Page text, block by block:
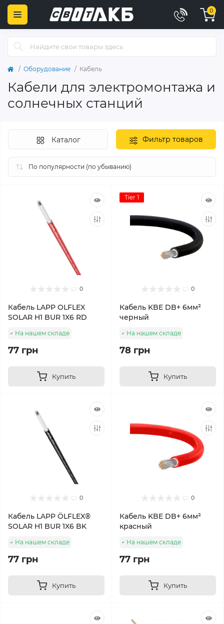
0
Оборудование Кабель
Кабели для электромонтажа и
солнечных станций
Фильтр товаров
Каталог
0
Кабель LAPP OLFLEX
SOLAR H1 BUR 1X6 RD
На нашем складе
77 грн
Купить
Tier 1
0
Кабель KBE DB+ 6мм²
черный
На нашем складе
78 грн
Купить
0
Кабель LAPP ÖLFLEX®
SOLAR H1 BUR 1X6 BK
На нашем складе
77 грн
Купить
0
Кабель KBE DB+ 6мм²
красный
На нашем складе
77 грн
Купить